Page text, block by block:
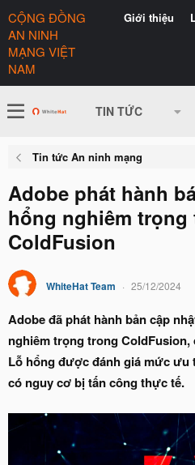
Giới thiệu
CỘNG ĐỒNG
AN NINH
MẠNG VIỆT
NAM
TIN TỨC
Tin tức An ninh mạng
Adobe phát hành
hổng nghiêm trọng
ColdFusion
WhiteHat Team 25/12/2024
Adobe đã phát hành bản cập
nghiêm trọng trong ColdFusion,
Lỗ hổng được đánh giá mức ưu
có nguy cơ bị tấn công thực tế.